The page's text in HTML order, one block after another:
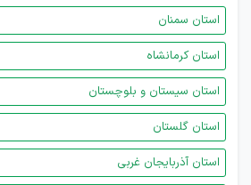
استان سمنان
استان کرمانشاه
استان سیستان و بلوچستان
استان گلستان
استان آذربایجان غربی